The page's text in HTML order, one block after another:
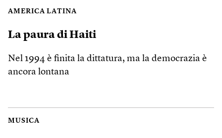
AMERICA LATINA
La paura di Haiti
Nel 1994 è finita la dittatura, ma la democrazia è
ancora lontana
MUSICA